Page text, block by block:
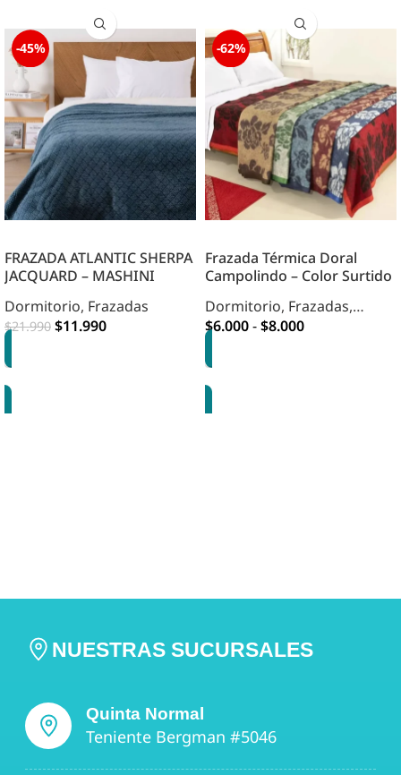
-45%
FRAZADA ATLANTIC SHERPA
JACQUARD – MASHINI
Dormitorio, Frazadas
$21.990 $11.990
-62%
Frazada Térmica Doral
Campolindo – Color Surtido
Dormitorio, Frazadas,
HOME DORMITORIO
$6.000-$8.000
NUESTRAS SUCURSALES
Quinta Normal
Teniente Bergman #5046